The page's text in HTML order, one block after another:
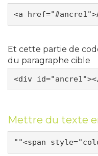
Et cette partie de
du paragraphe cible
Mettre du texte